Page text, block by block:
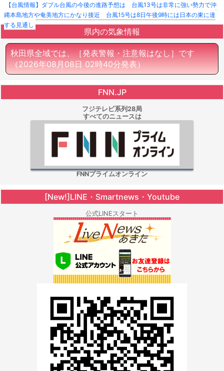
【台風情報】ダブル台風の今後の進路予想は 台風13号は非常に強い勢力で沖
縄本島地方や奄美地方にかなり接近 台風15号は8日午後9時には日本の東に達
する見通し
県内の気象情報
秋田県全域では、［発表警報・注意報はなし］です
（2026年08月08日 02時40分発表）
FNN.JP
フジテレビ系列28局
すべてのニュースは
FNNプライムオンライン
[New!]LINE・Smartnews・Youtube
公式LINEスタート